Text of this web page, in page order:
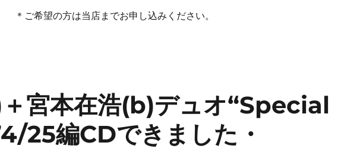
＊ご希望の方は当店までお申し込みください。
宮本在浩(b)デュオ“Special
25編CDできました・